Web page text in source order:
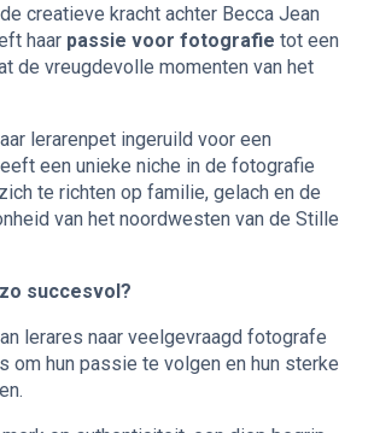
creatieve kracht achter Becca Jean
haar passie voor fotografie tot een
de vreugdevolle momenten van het
lerarenpet ingeruild voor een
een unieke niche in de fotografie
te richten op familie, gelach en de
van het noordwesten van de Stille
succesvol?
lerares naar veelgevraagd fotografe
om hun passie te volgen en hun sterke